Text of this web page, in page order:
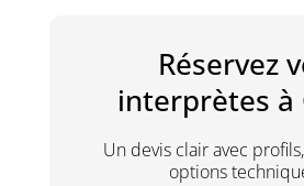
Réservez
interprètes à
Un devis clair avec
options